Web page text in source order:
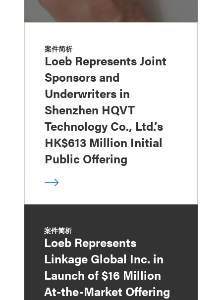
案件简析
Loeb Represents Joint
Sponsors and
Underwriters in
Shenzhen HQVT
Technology Co., Ltd.’s
HK$613 Million Initial
Public Offering
案件简析
Loeb Represents
Linkage Global Inc. in
Launch of $16 Million
At-the-Market Offering